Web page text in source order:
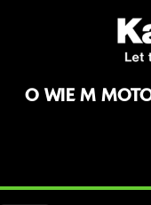
O WIE M